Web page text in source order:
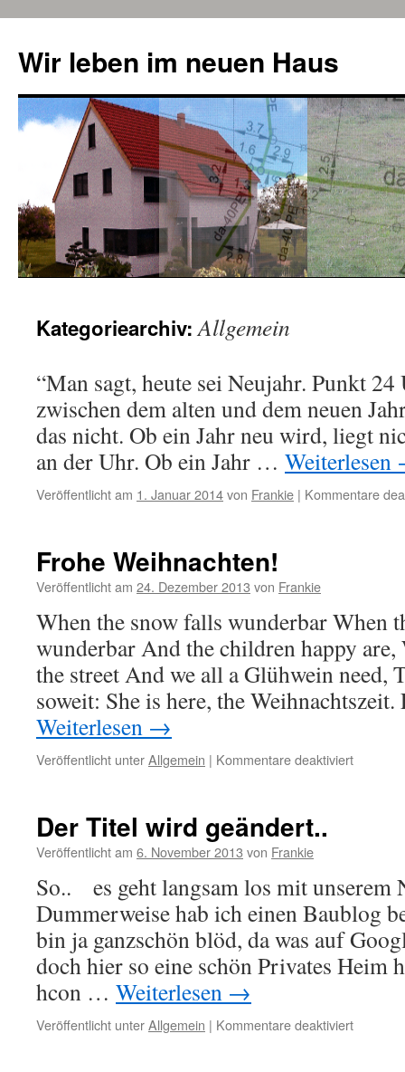
springen
Wir leben im neuen Haus
Kategoriearchiv:Allgemein
“Man sagt, heute sei Neujahr. Punkt
zwischen dem alten und dem neuen
das nicht. Ob ein Jahr neu wird, liegt
an der Uhr. Ob ein Jahr … Weiterlesen
Veröffentlicht am 1. Januar 2014von Frankie | Kommentare
Frohe Weihnachten!
Veröffentlicht am 24. Dezember 2013 von Frankie
When the snow falls wunderbar When
wunderbar And the children happy are,
the street And we all a Glühwein need,
soweit: She is here, the
Weiterlesen →
Veröffentlicht unterAllgemein | Kommentare deaktiviertfür
Der Titel wird geändert..
Veröffentlicht am 6. November 2013 von Frankie
So.. es geht langsam los mit unserem
Dummerweise hab ich einen Baublog
bin ja ganzschön blöd, da was auf
doch hier so eine schön Privates Heim
hcon … Weiterlesen →
Veröffentlicht unterAllgemein | Kommentare deaktiviertfür